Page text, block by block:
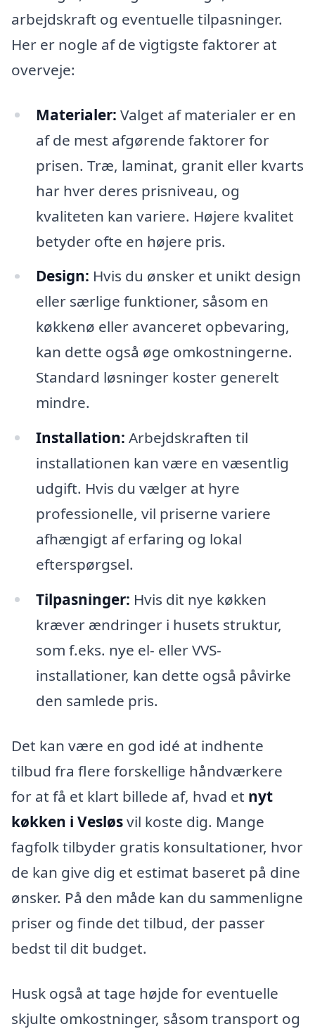
arbejdskraft og eventuelle tilpasninger.
Her er nogle af de vigtigste faktorer at
overveje:
Materialer: Valget af materialer er en
af de mest afgørende faktorer for
prisen. Træ, laminat, granit eller kvarts
har hver deres prisniveau, og
kvaliteten kan variere. Højere kvalitet
betyder ofte en højere pris.
Design: Hvis du ønsker et unikt design
eller særlige funktioner, såsom en
køkkenø eller avanceret opbevaring,
kan dette også øge omkostningerne.
Standard løsninger koster generelt
mindre.
Installation: Arbejdskraften til
installationen kan være en væsentlig
udgift. Hvis du vælger at hyre
professionelle, vil priserne variere
afhængigt af erfaring og lokal
efterspørgsel.
Tilpasninger: Hvis dit nye køkken
kræver ændringer i husets struktur,
som f.eks. nye el- eller VVS-
installationer, kan dette også påvirke
den samlede pris.
Det kan være en god idé at indhente
tilbud fra flere forskellige håndværkere
for at få et klart billede af, hvad et nyt
køkken i Vesløsvil koste dig. Mange
fagfolk tilbyder gratis konsultationer, hvor
de kan give dig et estimat baseret på dine
ønsker. På den måde kan du sammenligne
priser og finde det tilbud, der passer
bedst til dit budget.
Husk også at tage højde for eventuelle
skjulte omkostninger, såsom transport og